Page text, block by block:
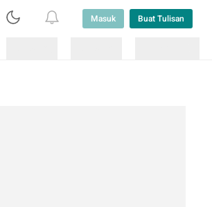
Masuk Buat Tulisan